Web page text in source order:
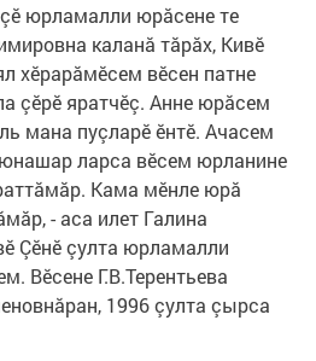
юрламалли юрăсене те
каланă тăрăх, Кивӗ
хӗрарăмӗсем вӗсен патне
çӗрӗ яратчӗç. Анне юрăсем
мана пуçларӗ ӗнтӗ. Ачасем
ларса вӗсем юрланине
Кама мӗнле юрă
- аса илет Галина
Çӗнӗ çулта юрламалли
Вӗсене Г.В.Терентьева
1996 çулта çырса